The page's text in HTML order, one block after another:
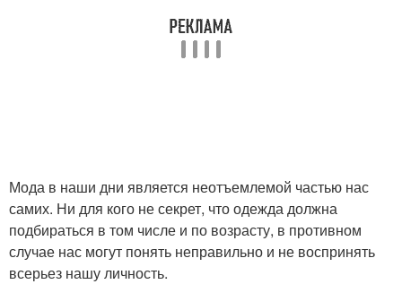
Мода в наши дни является неотъемлемой частью нас
самих. Ни для кого не секрет, что одежда должна
подбираться в том числе и по возрасту, в противном
случае нас могут понять неправильно и не воспринять
всерьез нашу личность.